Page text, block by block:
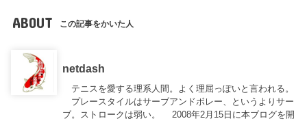
ABOUT この記事をかいた人
netdash
テニスを愛する理系人間。よく理屈っぽいと言われる。
プレースタイルはサーブアンドボレー、というよりサー
ブ。ストロークは弱い。 2008年2月15日に本ブログを開